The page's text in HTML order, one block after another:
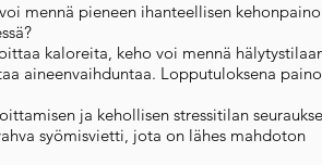
mennä pieneen ihanteellisen
kaloreita, keho voi mennä
aineenvaihduntaa. Lopputuloksena paino
ja kehollisen stressitilan
syömisvietti, jota on lähes mahdoton